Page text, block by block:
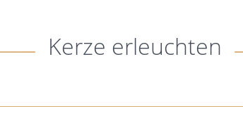
Kerze erleuchten